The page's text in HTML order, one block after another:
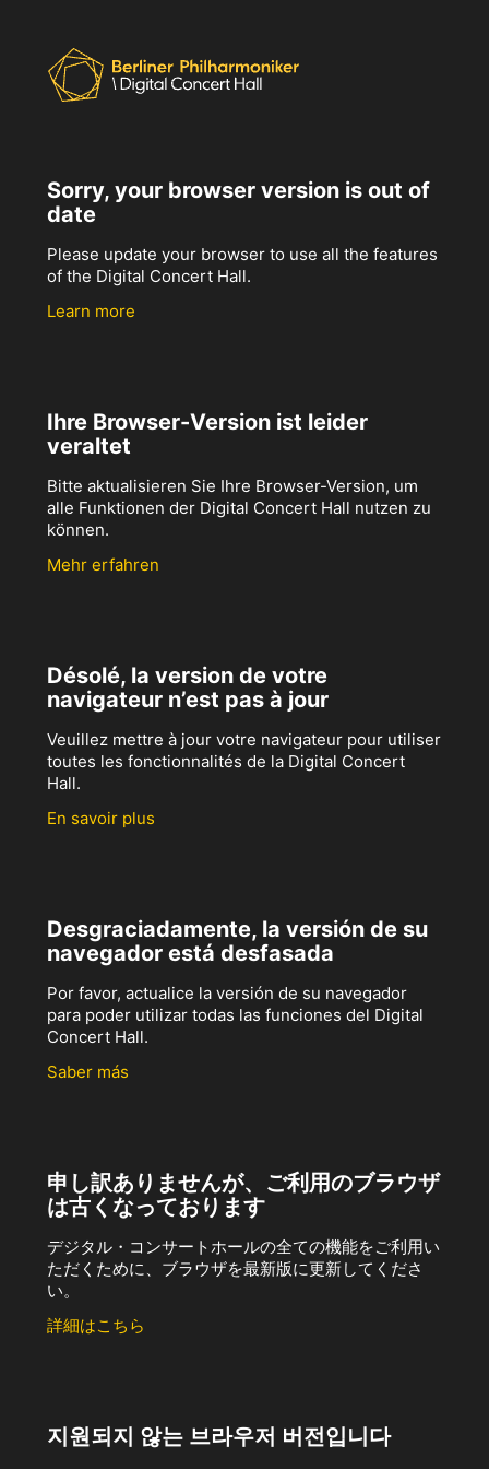
Sorry, your browser version is out of
date
Please update your browser to use all the features
of the Digital Concert Hall.
Learn more
Ihre Browser-Version ist leider
veraltet
Bitte aktualisieren Sie Ihre Browser-Version, um
alle Funktionen der Digital Concert Hall nutzen zu
können.
Mehr erfahren
Désolé, la version de votre
navigateur n’est pas à jour
Veuillez mettre à jour votre navigateur pour utiliser
toutes les fonctionnalités de la Digital Concert
Hall.
En savoir plus
Desgraciadamente, la versión de su
navegador está desfasada
Por favor, actualice la versión de su navegador
para poder utilizar todas las funciones del Digital
Concert Hall.
Saber más
申し訳ありませんが、ご利用のブラウザ
は古くなっております
デジタル・コンサートホールの全ての機能をご利用い
ただくために、ブラウザを最新版に更新してくださ
い。
詳細はこちら
지원되지 않는 브라우저 버전입니다